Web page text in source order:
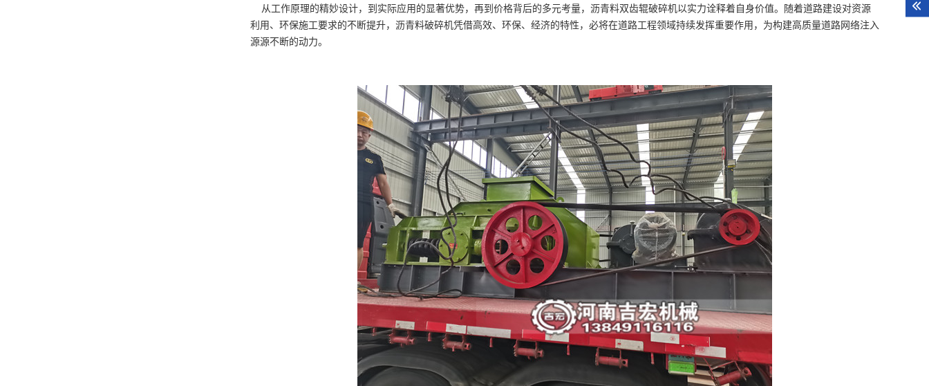
从工作原理的精妙设计，到实际应用的显著优势，再到价格背后的多元考量，沥青料双齿辊破碎机以实力诠释着自身价值。随着道路建设对资源
利用、环保施工要求的不断提升，沥青料破碎机凭借高效、环保、经济的特性，必将在道路工程领域持续发挥重要作用，为构建高质量道路网络注入
源源不断的动力。